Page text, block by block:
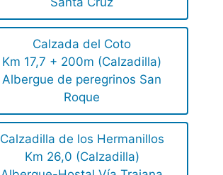
Calzada del Coto
Km 17,7 + 200m (Calzadilla)
Albergue de peregrinos San
Roque
Calzadilla de los Hermanillos
Km 26,0 (Calzadilla)